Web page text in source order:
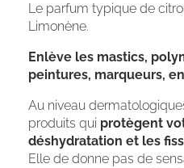
Le parfum typique de
Limonène.
Enlève les mastics,
peintures, marqueurs,
Au niveau
produits qui protègent
déshydratation et les
Elle de donne pas de